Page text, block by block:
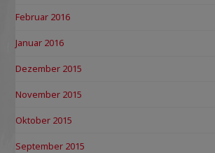
Februar 2016
Januar 2016
Dezember 2015
November 2015
Oktober 2015
September 2015